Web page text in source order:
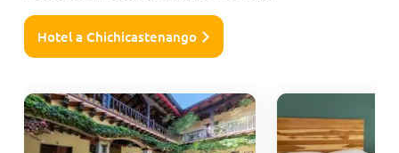
Hotel a Chichicastenango